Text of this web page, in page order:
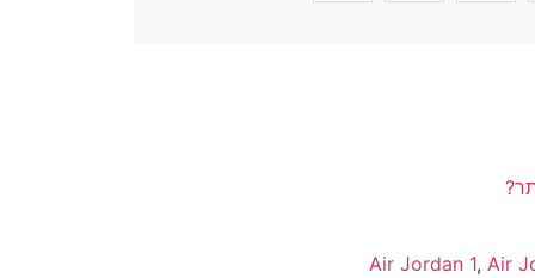
Air Jordan 1, Air